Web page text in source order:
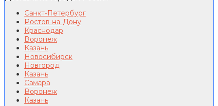
Санкт-Петербург
Ростов-на-Дону
Краснодар
Воронеж
Казань
Новосибирск
Новгород
Казань
Самара
Воронеж
Казань